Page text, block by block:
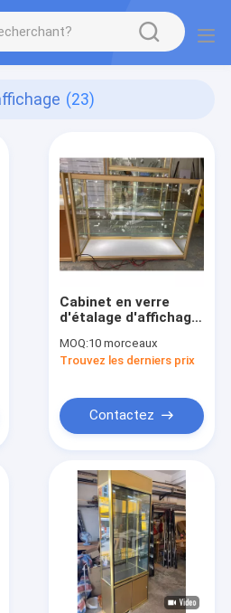
(23)
Cabinet en verre
d'étalage d'affichage
aluminium
MOQ:10 morceaux
Trouvez les derniers prix
Contactez